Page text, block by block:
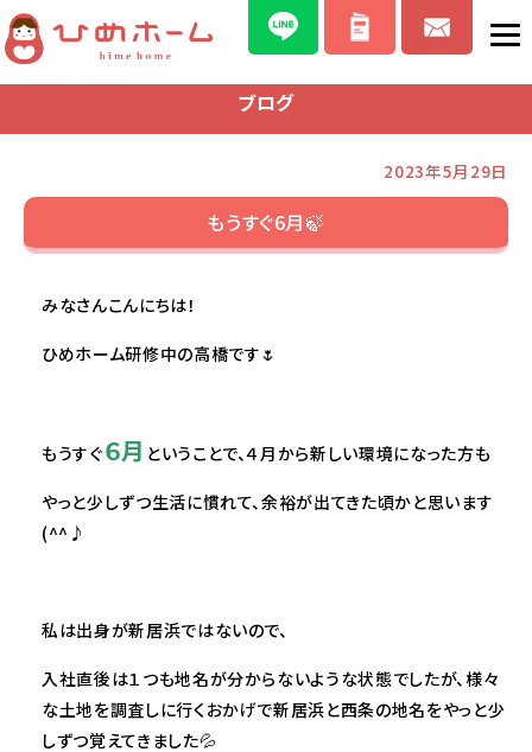
ブログ
2023年5月29日
もうすぐ6月🍃
みなさんこんにちは！
ひめホーム研修中の高橋です🌷
もうすぐ６月 ということで、４月から新しい環境になった方も
やっと少しずつ生活に慣れて、余裕が出てきた頃かと思います
(^^♪
私は出身が新居浜ではないので、
入社直後は１つも地名が分からないような状態でしたが、様々
な土地を調査しに行くおかげで新居浜と西条の地名をやっと少
しずつ覚えてきました💦